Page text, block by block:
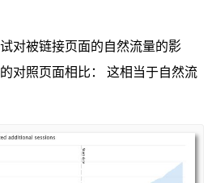
对被链接页面的自然流量的影
对照页面相比： 这相当于自然流